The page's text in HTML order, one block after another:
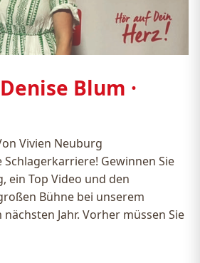
Blum ·
Vivien Neuburg
Gewinnen Sie
ein Top Video und den
Bühne bei unserem
Jahr. Vorher müssen Sie